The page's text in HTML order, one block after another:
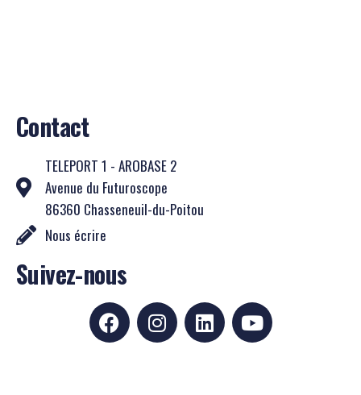
Contact
TELEPORT 1 - AROBASE 2
Avenue du Futuroscope
86360 Chasseneuil-du-Poitou
Nous écrire
Suivez-nous